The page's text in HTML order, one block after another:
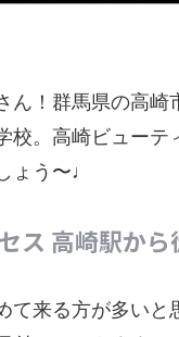
ん！群馬県の高崎
校。高崎ビューテ
ょう〜♩
ス 高崎駅か
て来る方が多いと